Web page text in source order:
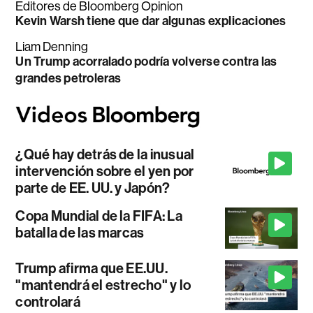
Editores de Bloomberg Opinion
Kevin Warsh tiene que dar algunas explicaciones
Liam Denning
Un Trump acorralado podría volverse contra las
grandes petroleras
¿Qué hay detrás de la inusual
intervención sobre el yen por
parte de EE. UU. y Japón?
Copa Mundial de la FIFA: La
batalla de las marcas
Trump afirma que EE.UU.
"mantendrá el estrecho" y lo
controlará